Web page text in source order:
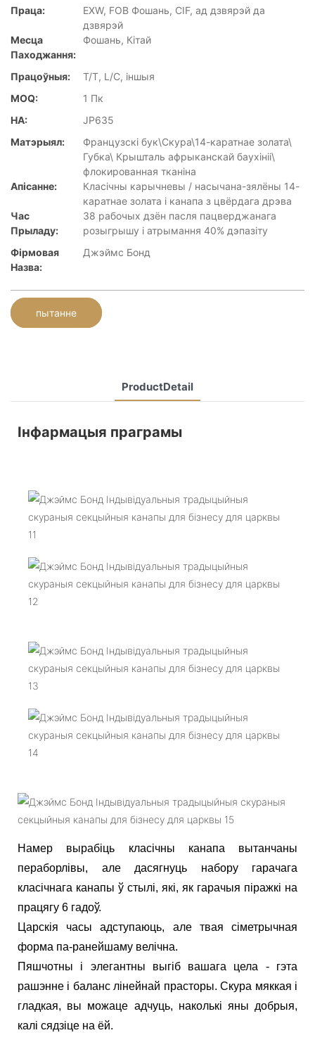
Праца:
EXW, FOB Фошань, CIF, ад дзвярэй да
дзвярэй
Месца
Паходжання:
Фошань, Кітай
Працоўныя:
T/T, L/C, іншыя
MOQ:
1 Пк
НА:
JP635
Матэрыял:
Французскі бук\Скура\14-каратнае золата\
Губка\ Крышталь афрыканскай баухініі\
флокированная тканіна
Апісанне:
Класічны карычневы / насычана-зялёны 14-
каратнае золата і канапа з цвёрдага дрэва
Час
Прыладу:
38 рабочых дзён пасля пацверджанага
розыгрышу і атрымання 40% дэпазіту
Фірмовая
Назва:
Джэймс Бонд
пытанне
ProductDetail
Інфармацыя праграмы
Намер вырабіць класічны канапа вытанчаны
пераборлівы, але дасягнуць набору гарачага
класічнага канапы ў стылі, які, як гарачыя піражкі на
працягу 6 гадоў.
Царскія часы адступаюць, але твая сіметрычная
форма па-ранейшаму велічна.
Пяшчотны і элегантны выгіб вашага цела - гэта
рашэнне і баланс лінейнай прасторы. Скура мяккая і
гладкая, вы можаце адчуць, наколькі яны добрыя,
калі сядзіце на ёй.